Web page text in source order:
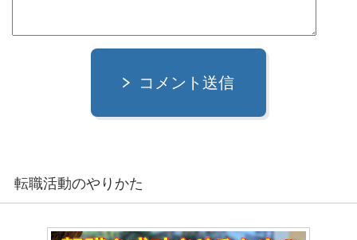
コメント送信
転職活動のやりかた